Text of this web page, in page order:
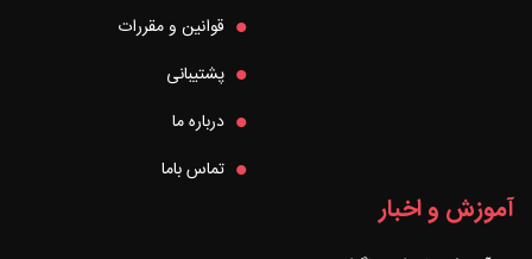
قوانین و مقررات
پشتیبانی
درباره ما
تماس باما
آموزش و اخبار